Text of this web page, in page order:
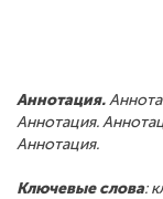
Аннотация.
Аннотация.
Аннотация.
Ключевые слова: